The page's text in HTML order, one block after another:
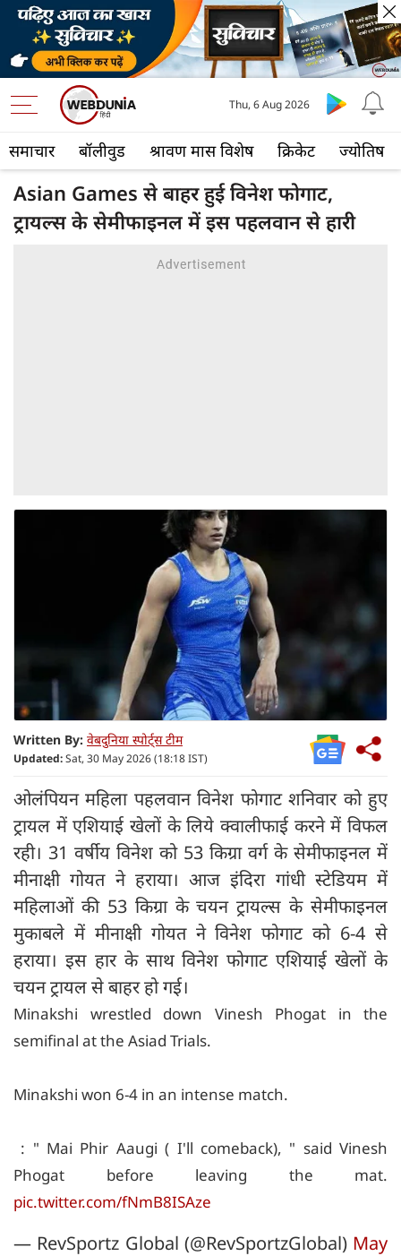
समाचार बॉलीवुड श्रावण मास विशेष क्रिकेट ज्योतिष
Thu, 6 Aug 2026
Asian Games से बाहर हुई विनेश फोगाट,
ट्रायल्स के सेमीफाइनल में इस पहलवान से हारी
Written By: वेबदुनिया स्पोर्ट्स टीम
Updated:Sat, 30 May 2026 (18:18 IST)
ओलंपियन महिला पहलवान विनेश फोगाट शनिवार को हुए
ट्रायल में एशियाई खेलों के लिये क्वालीफाई करने में विफल
रही। 31 वर्षीय विनेश को 53 किग्रा वर्ग के सेमीफाइनल में
मीनाक्षी गोयत ने हराया। आज इंदिरा गांधी स्टेडियम में
महिलाओं की 53 किग्रा के चयन ट्रायल्स के सेमीफाइनल
मुकाबले में मीनाक्षी गोयत ने विनेश फोगाट को 6-4 से
हराया। इस हार के साथ विनेश फोगाट एशियाई खेलों के
चयन ट्रायल से बाहर हो गई।
Minakshi wrestled down Vinesh Phogat in the
semifinal at the Asiad Trials.
Minakshi won 6-4 in an intense match.
: " Mai Phir Aaugi ( I'll comeback), " said Vinesh
Phogat before leaving the mat.
pic.twitter.com/fNmB8ISAze
— RevSportz Global (@RevSportzGlobal) May